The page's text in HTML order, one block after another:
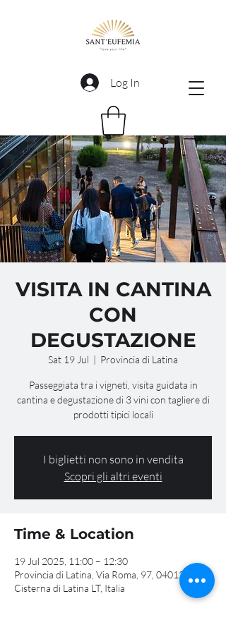
Log In
VISITA IN CANTINA
CON
DEGUSTAZIONE
Sat 19 Jul
  |
Provincia di Latina
Passeggiata tra i vigneti, visita guidata in
cantina e degustazione di 3 vini con tagliere di
prodotti tipici locali
I biglietti non sono in vendita
Scopri gli altri eventi
Time & Location
19 Jul 2025, 11:00 – 12:30
Provincia di Latina, Via Roma, 97, 04012
Cisterna di Latina LT, Italia